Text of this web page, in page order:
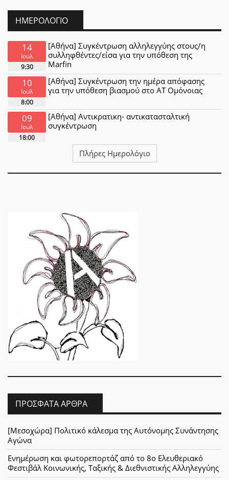
ΗΜΕΡΟΛΌΓΙΟ
14
Ιουλ
9:30
[Αθήνα] Συγκέντρωση αλληλεγγύης στους/η
συλληφθέντες/είσα για την υπόθεση της
Marfin
10
Ιουλ
8:00
[Αθήνα] Συγκέντρωση την ημέρα απόφασης
για την υπόθεση βιασμού στο ΑΤ Ομόνοιας
09
Ιουλ
18:00
[Αθήνα] Αντικρατικη- αντικατασταλτική
συγκέντρωση
Πλήρες Ημερολόγιο
ΠΡΌΣΦΑΤΑ ΆΡΘΡΑ
[Μεσοχώρα] Πολιτικό κάλεσμα της Αυτόνομης Συνάντησης
Αγώνα
Ενημέρωση και φωτορεπορτάζ από το 8ο Ελευθεριακό
Φεστιβάλ Κοινωνικής, Ταξικής & Διεθνιστικής Αλληλεγγύης